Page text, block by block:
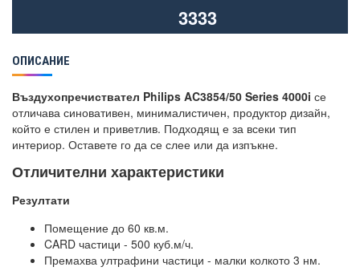
3333
ОПИСАНИЕ
Въздухопречиствател Philips AC3854/50 Series 4000i се
отличава синовативен, минималистичен, продуктор дизайн,
който е стилен и приветлив. Подходящ е за всеки тип
интериор. Оставете го да се слее или да изпъкне.
Отличителни характеристики
Резултати
Помещение до 60 кв.м.
CARD частици - 500 куб.м/ч.
Премахва ултрафини частици - малки колкото 3 нм.